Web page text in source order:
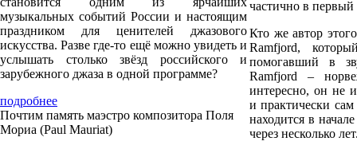
музыкальных событий России и настоящим
праздником для ценителей джазового
искусства. Разве где-то ещё можно увидеть и
услышать столько звёзд российского и
зарубежного джаза в одной программе?
подробнее
Почтим память маэстро композитора Поля
Мориа (Paul Mauriat)
частично в первый
Кто же автор
Ramfjord,
помогавший в
Ramfjord –
интересно, он не
и практически
находится в
через несколько